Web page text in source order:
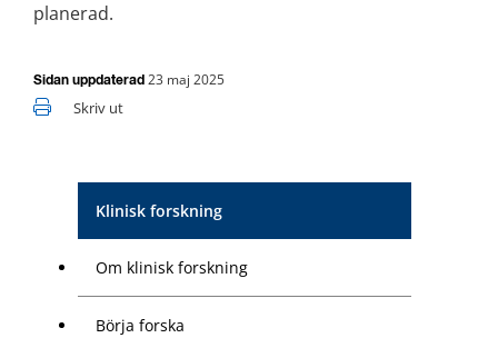
Klinisk forskning
Om klinisk forskning
Börja forska
planerad.
Sidan uppdaterad 23 maj 2025
Skriv ut